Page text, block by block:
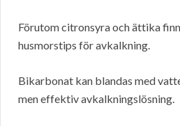
Förutom citronsyra och ättika
husmorstips för avkalkning.
Bikarbonat kan blandas med
men effektiv avkalkningslösning.